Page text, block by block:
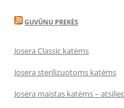
GUVŪNŲ PREKĖS
Josera Classic katėms
Josera sterilizuotoms katėms
Josera maistas katėms –